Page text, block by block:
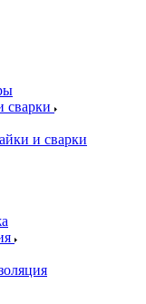
сварки
и сварки